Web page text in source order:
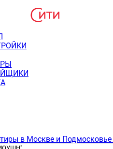
в Москве и Подмосковье